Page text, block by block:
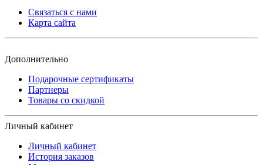
Связаться с нами
Карта сайта
Дополнительно
Подарочные сертификаты
Партнеры
Товары со скидкой
Личный кабинет
Личный кабинет
История заказов